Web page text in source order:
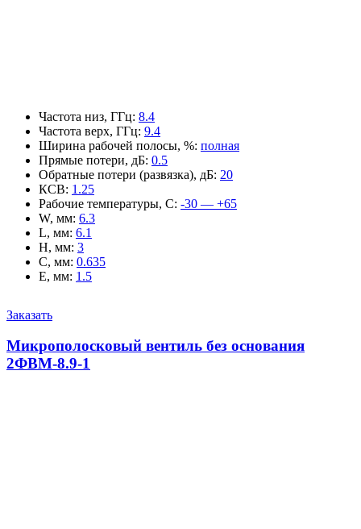
Частота низ, ГГц: 8.4
Частота верх, ГГц: 9.4
Ширина рабочей полосы, %: полная
Прямые потери, дБ: 0.5
Обратные потери (развязка), дБ: 20
КСВ: 1.25
Рабочие температуры, С: -30 — +65
W, мм: 6.3
L, мм: 6.1
H, мм: 3
C, мм: 0.635
E, мм: 1.5
Заказать
Микрополосковый вентиль без основания
2ФВМ-8.9-1